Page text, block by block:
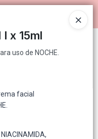
de NOCHE.
I x 15ml
uso de NOCHE.
facial